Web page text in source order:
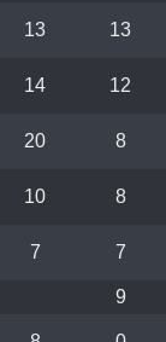
13 13
14 12
20 8
10 8
7 7
9